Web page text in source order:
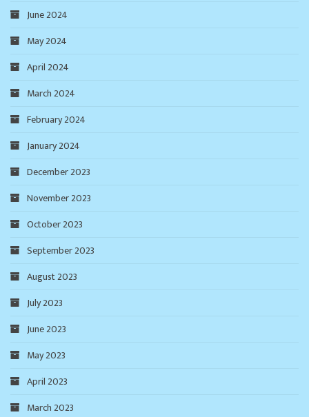
June 2024
May 2024
April 2024
March 2024
February 2024
January 2024
December 2023
November 2023
October 2023
September 2023
August 2023
July 2023
June 2023
May 2023
April 2023
March 2023